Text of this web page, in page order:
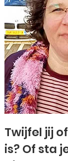
Twijfel jij
is? Of sta